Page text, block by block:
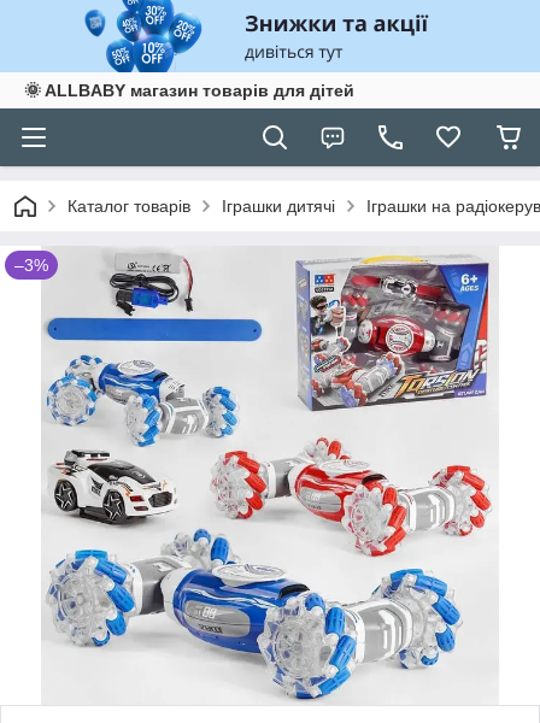
🌞 ALLBABY магазин товарів для дітей
Каталог товарів Іграшки дитячі Іграшки на
–3%